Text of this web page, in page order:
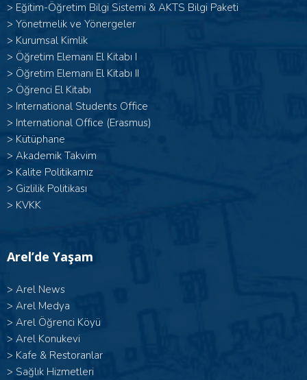
> Eğitim-Öğretim Bilgi Sistemi & AKTS Bilgi Paketi
> Yönetmelik ve Yönergeler
> Kurumsal Kimlik
> Öğretim Elemanı El Kitabı I
> Öğretim Elemanı El Kitabı II
> Öğrenci El Kitabı
> International Students Office
> International Office (Erasmus)
> Kütüphane
> Akademik Takvim
> Kalite Politikamız
> Gizlilik Politikası
> KVKK
Arel’de Yaşam
> Arel News
> Arel Medya
> Arel Öğrenci Köyü
> Arel Konukevi
> Kafe & Restoranlar
> Sağlık Hizmetleri